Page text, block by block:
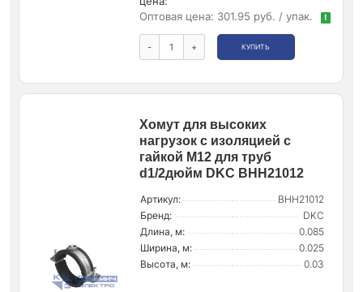
Оптовая цена: 301.95 руб. / упак. !
- + КУПИТЬ
Хомут для высоких
нагрузок с изоляцией с
гайкой М12 для труб
d1/2дюйм DKC BHH21012
Артикул:
BHH21012
Бренд:
DKC
Длина, м:
0.085
Ширина, м:
0.025
Высота, м:
0.03